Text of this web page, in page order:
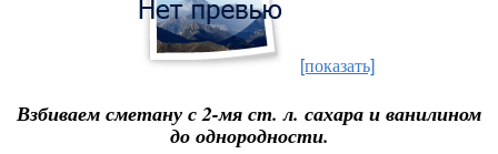
[показать]
Взбиваем сметану с 2-мя ст. л. сахара и ванилином
до однородности.